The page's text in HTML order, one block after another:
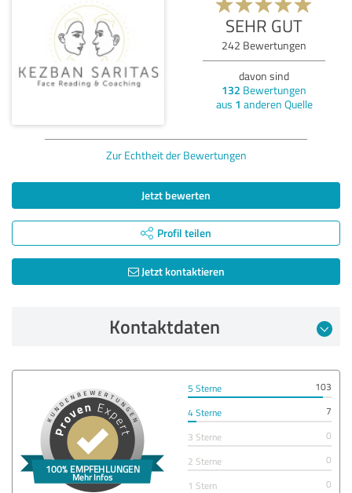
SEHR GUT
242 Bewertungen
davon sind
132 Bewertungen
aus 1 anderen Quelle
Zur Echtheit der Bewertungen
Jetzt bewerten
Profil teilen
Jetzt kontaktieren
Kontaktdaten
5 Sterne
103
4 Sterne
7
3 Sterne
0
2 Sterne
0
1 Stern
0